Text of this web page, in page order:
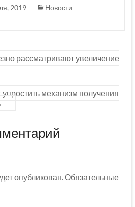
2019
Новости
рассматривают увеличение
механизм получения
опубликован. Обязательные